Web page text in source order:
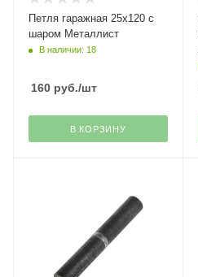
Петля гаражная 25х120 с
шаром Металлист
В наличии: 18
160 руб./шт
В КОРЗИНУ